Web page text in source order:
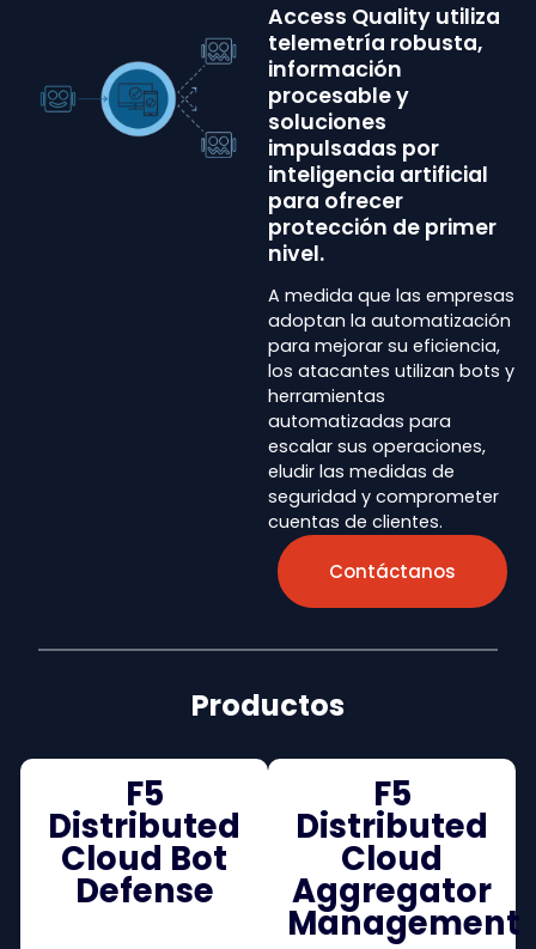
Access Quality utiliza
telemetría robusta,
información
procesable y
soluciones
impulsadas por
inteligencia artificial
para ofrecer
protección de primer
nivel.
A medida que las empresas
adoptan la automatización
para mejorar su eficiencia,
los atacantes utilizan bots y
herramientas
automatizadas para
escalar sus operaciones,
eludir las medidas de
seguridad y comprometer
cuentas de clientes.
Contáctanos
Productos
F5
Distributed
Cloud Bot
Defense
F5
Distributed
Cloud
Aggregator
Management